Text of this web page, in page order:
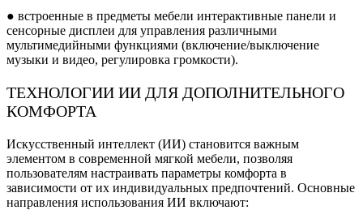
● встроенные в предметы мебели интерактивные панели и
сенсорные дисплеи для управления различными
мультимедийными функциями (включение/выключение
музыки и видео, регулировка громкости).
ТЕХНОЛОГИИ ИИ ДЛЯ ДОПОЛНИТЕЛЬНОГО
КОМФОРТА
Искусственный интеллект (ИИ) становится важным
элементом в современной мягкой мебели, позволяя
пользователям настраивать параметры комфорта в
зависимости от их индивидуальных предпочтений. Основные
направления использования ИИ включают: